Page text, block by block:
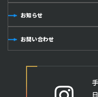
お知らせ
お問い合わせ